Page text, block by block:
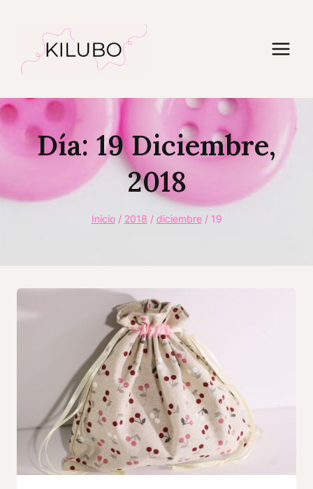
contenido
Día: 19 Diciembre,
2018
Inicio / 2018 / diciembre / 19